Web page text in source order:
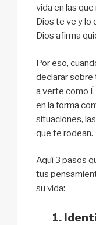
vida en las
Dios te ve y lo
Dios afirma
Por eso,
declarar sobre
a verte como
en la forma
situaciones,
que te rodean.
Aquí 3 pasos
tus
su vida: